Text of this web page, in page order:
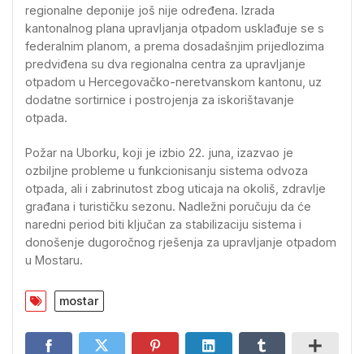
regionalne deponije još nije određena. Izrada
kantonalnog plana upravljanja otpadom usklađuje se s
federalnim planom, a prema dosadašnjim prijedlozima
predviđena su dva regionalna centra za upravljanje
otpadom u Hercegovačko-neretvanskom kantonu, uz
dodatne sortirnice i postrojenja za iskorištavanje
otpada.
Požar na Uborku, koji je izbio 22. juna, izazvao je
ozbiljne probleme u funkcionisanju sistema odvoza
otpada, ali i zabrinutost zbog uticaja na okoliš, zdravlje
građana i turističku sezonu. Nadležni poručuju da će
naredni period biti ključan za stabilizaciju sistema i
donošenje dugoročnog rješenja za upravljanje otpadom
u Mostaru.
mostar